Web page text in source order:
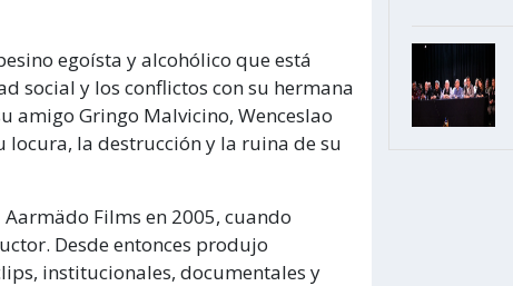
egoísta y alcohólico que está
social y los conflictos con su hermana
amigo Gringo Malvicino, Wenceslao
locura, la destrucción y la ruina de su
Films en 2005, cuando
Desde entonces produjo
institucionales, documentales y